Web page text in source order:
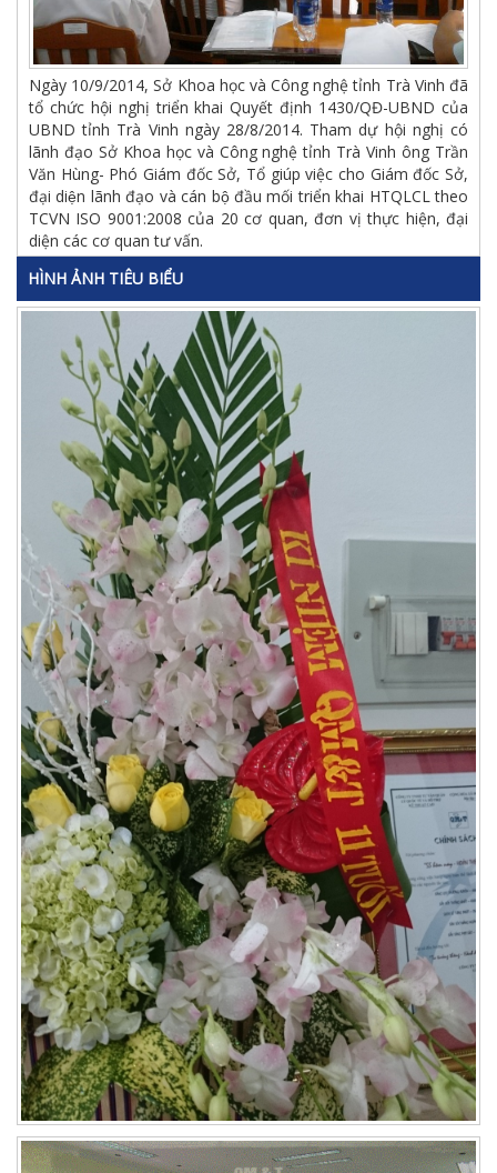
Ngày 10/9/2014, Sở Khoa học và Công nghệ tỉnh Trà Vinh đã
tổ chức hội nghị triển khai Quyết định 1430/QĐ-UBND của
UBND tỉnh Trà Vinh ngày 28/8/2014. Tham dự hội nghị có
lãnh đạo Sở Khoa học và Công nghệ tỉnh Trà Vinh ông Trần
Văn Hùng- Phó Giám đốc Sở, Tổ giúp việc cho Giám đốc Sở,
đại diện lãnh đạo và cán bộ đầu mối triển khai HTQLCL theo
TCVN ISO 9001:2008 của 20 cơ quan, đơn vị thực hiện, đại
diện các cơ quan tư vấn.
HÌNH ẢNH TIÊU BIỂU